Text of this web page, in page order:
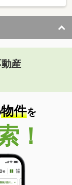
賀４丁目
産
物件を
！